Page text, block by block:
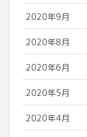
2020年9月
2020年8月
2020年6月
2020年5月
2020年4月